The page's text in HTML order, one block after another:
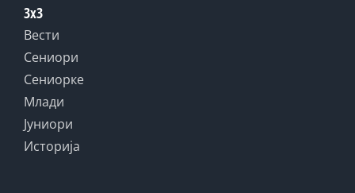
3x3
Вести
Сениори
Сениорке
Млади
Јуниори
Историја